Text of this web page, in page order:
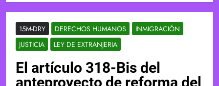
15M-DRY DERECHOS HUMANOS
INMIGRACIÓN
JUSTICIA
LEY DE EXTRANJERIA
El artículo 318-Bis del
anteproyecto de reforma del